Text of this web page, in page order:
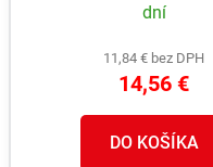
dní
11,84 € bez DPH
14,56 €
DO KOŠÍKA